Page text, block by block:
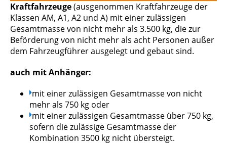
Kraftfahrzeuge(ausgenommen Kraftfahrzeuge der
Klassen AM, A1, A2 und A) mit einer zulässigen
Gesamtmasse von nicht mehr als 3.500 kg, die zur
Beförderung von nicht mehr als acht Personen außer
dem Fahrzeugführer ausgelegt und gebaut sind.
auch mit Anhänger:
mit einer zulässigen Gesamtmasse von nicht
mehr als 750 kg oder
mit einer zulässigen Gesamtmasse über 750 kg,
sofern die zulässige Gesamtmasse der
Kombination 3500 kg nicht übersteigt.